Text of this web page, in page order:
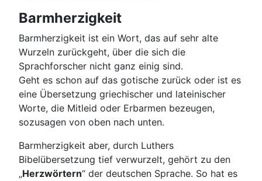
Barmherzigkeit
Barmherzigkeit ist ein Wort, das auf sehr alte
Wurzeln zurückgeht, über die sich die
Sprachforscher nicht ganz einig sind.
Geht es schon auf das gotische zurück oder ist es
eine Übersetzung griechischer und lateinischer
Worte, die Mitleid oder Erbarmen bezeugen,
sozusagen von oben nach unten.
Barmherzigkeit aber, durch Luthers
Bibelübersetzung tief verwurzelt, gehört zu den
„Herzwörtern“ der deutschen Sprache. So hat es